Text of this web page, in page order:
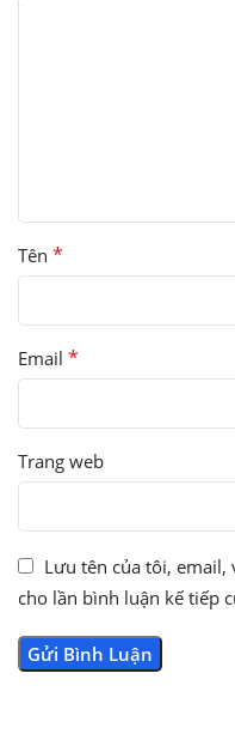
Tên *
Email *
Trang web
Lưu tên của tôi,
cho lần bình luận kế tiếp